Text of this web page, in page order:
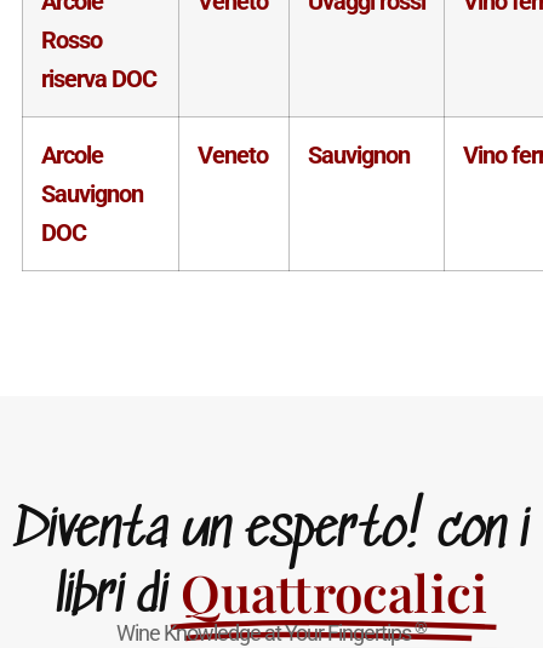
Rosso
riserva DOC
Arcole
Sauvignon
DOC
Veneto Sauvignon Vino
Diventa un esperto! con i
libri di Quattrocalici
Wine Knowledge at Your Fingertips®